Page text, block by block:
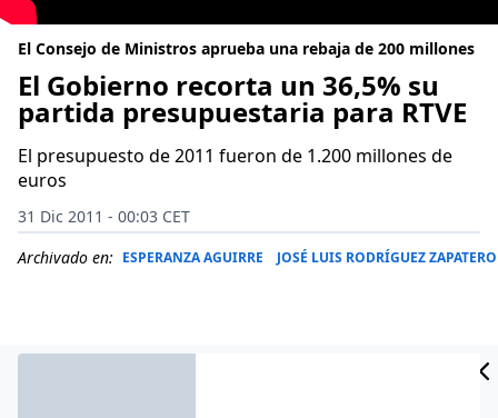
El Consejo de Ministros aprueba una rebaja de 200 millones
El Gobierno recorta un 36,5% su
partida presupuestaria para RTVE
El presupuesto de 2011 fueron de 1.200 millones de
euros
31 Dic 2011 - 00:03 CET
Archivado en: ESPERANZA AGUIRRE JOSÉ LUIS RODRÍGUEZ ZAPATERO